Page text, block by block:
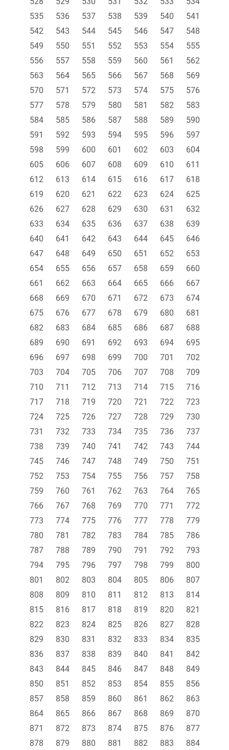
535
536 537 538 539 540
541
542
543 544 545 546 547
548
549
550 551 552 553 554
555
556
557 558 559 560 561
562
563
564 565 566 567 568
569
570
571 572 573 574 575
576
577
578 579 580 581 582
583
584
585 586 587 588 589
590
591
592 593 594 595 596
597
598
599 600 601 602 603
604
605
606 607 608 609 610
611
612
613 614 615 616 617
618
619
620 621 622 623 624
625
626
627 628 629 630 631
632
633
634 635 636 637 638
639
640
641 642 643 644 645
646
647
648 649 650 651 652
653
654
655 656 657 658 659
660
661
662 663 664 665 666
667
668
669 670 671 672 673
674
675
676 677 678 679 680
681
682
683 684 685 686 687
688
689
690 691 692 693 694
695
696
697 698 699 700 701
702
703
704 705 706 707 708
709
710
711 712 713 714 715
716
717
718 719 720 721 722
723
724
725 726 727 728 729
730
731
732 733 734 735 736
737
738
739 740 741 742 743
744
745
746 747 748 749 750
751
752
753 754 755 756 757
758
759
760 761 762 763 764
765
766
767 768 769 770 771
772
773
774 775 776 777 778
779
780
781 782 783 784 785
786
787
788 789 790 791 792
793
794
795 796 797 798 799
800
801
802 803 804 805 806
807
808
809 810 811 812 813
814
815
816 817 818 819 820
821
822
823 824 825 826 827
828
829
830 831 832 833 834
835
836
837 838 839 840 841
842
843
844 845 846 847 848
849
850
851 852 853 854 855
856
857
858 859 860 861 862
863
864
865 866 867 868 869
870
871
872 873 874 875 876
877
878
879 880 881 882 883
884